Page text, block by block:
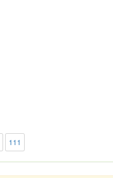
111